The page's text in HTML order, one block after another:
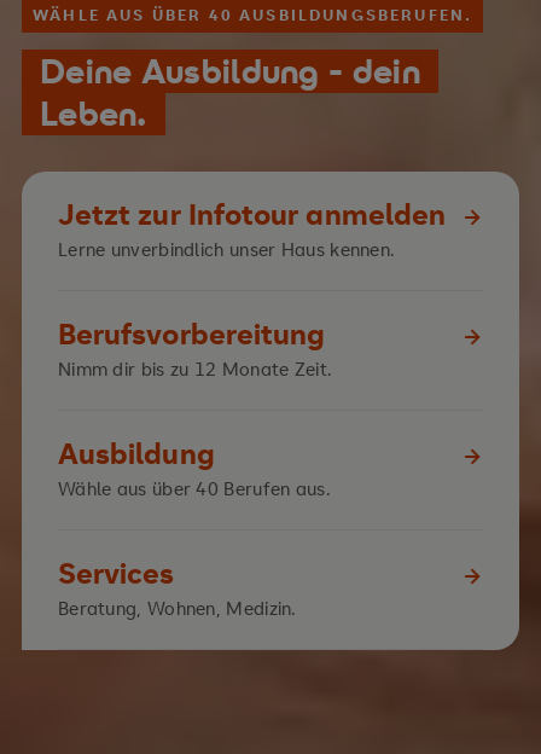
WÄHLE AUS ÜBER 40 AUSBILDUNGSBERUFEN.
Deine Ausbildung - dein
Leben.
Jetzt zur Infotour anmelden
Lerne unverbindlich unser Haus kennen.
Berufsvorbereitung
Nimm dir bis zu 12 Monate Zeit.
Ausbildung
Wähle aus über 40 Berufen aus.
Services
Beratung, Wohnen, Medizin.